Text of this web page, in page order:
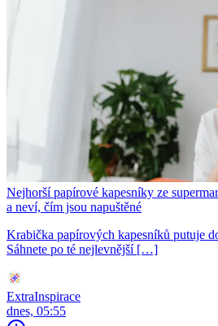
Nejhorší papírové kapesníky ze
a neví, čím jsou napuštěné
Krabička papírových kapesníků putuje
Sáhnete po té nejlevnější […]
ExtraInspirace
dnes, 05:55